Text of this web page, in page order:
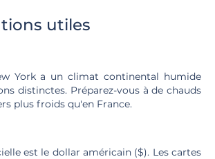
utiles
York a un climat continental humide
distinctes. Préparez-vous à de chauds
plus froids qu'en France.
est le dollar américain ($). Les cartes